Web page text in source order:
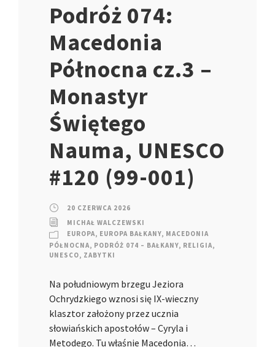
Podróż 074:
Macedonia
Północna cz.3 –
Monastyr
Świętego
Nauma, UNESCO
#120 (99-001)
20 CZERWCA 2026
MICHAŁ WALCZEWSKI
EUROPA, EUROPA BAŁKANY, MACEDONIA
PÓŁNOCNA, PODRÓŻ 074 – BAŁKANY, RELIGIA,
UNESCO, ZABYTKI
Na południowym brzegu Jeziora
Ochrydzkiego wznosi się IX-wieczny
klasztor założony przez ucznia
słowiańskich apostołów – Cyryla i
Metodego. Tu właśnie Macedonia…